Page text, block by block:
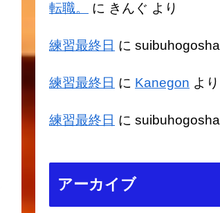
転職。 に きんぐ より
練習最終日 に suibuhogosha
練習最終日 に Kanegon より
練習最終日 に suibuhogosha
アーカイブ